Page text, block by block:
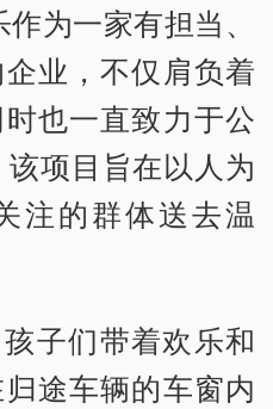
为一家有担当、
业，不仅肩负着
也一直致力于公
项目旨在以人为
注的群体送去温
子们带着欢乐和
途车辆的车窗内